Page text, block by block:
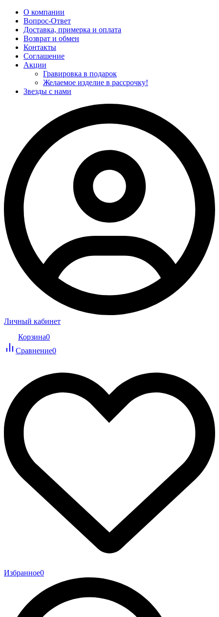
О компании
Вопрос-Ответ
Доставка, примерка и оплата
Возврат и обмен
Контакты
Соглашение
Акции
Гравировка в подарок
Желаемое изделие в рассрочку!
Звезды с нами
Личный кабинет
Корзина0
Сравнение0
Избранное0